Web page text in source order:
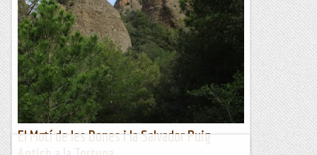
El Motí de les Dones i la Salvador Puig